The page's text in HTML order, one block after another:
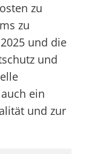
zu
zu
und die
und
ein
und zur